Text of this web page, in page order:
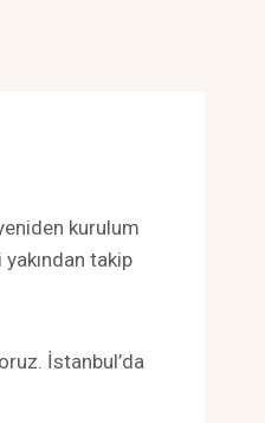
kurulum
takip
İstanbul’da